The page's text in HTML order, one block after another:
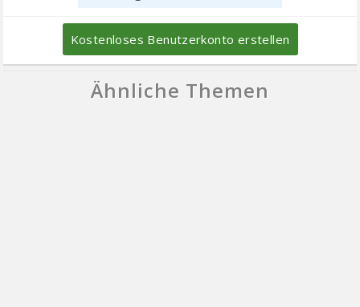
Kostenloses Benutzerkonto erstellen
Ähnliche Themen